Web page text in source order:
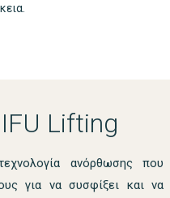
Lifting
ανόρθωσης που
για να συσφίξει και να